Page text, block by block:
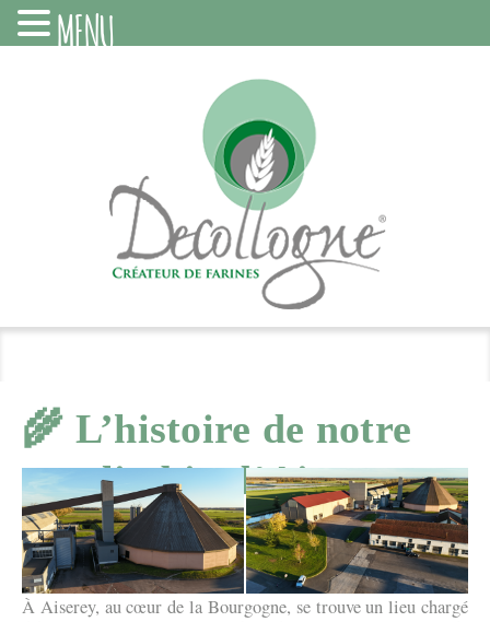
🌾 L’histoire de notre
moulin bio d’Aiserey
(21)
À Aiserey, au cœur de la Bourgogne, se trouve un lieu chargé
MENU